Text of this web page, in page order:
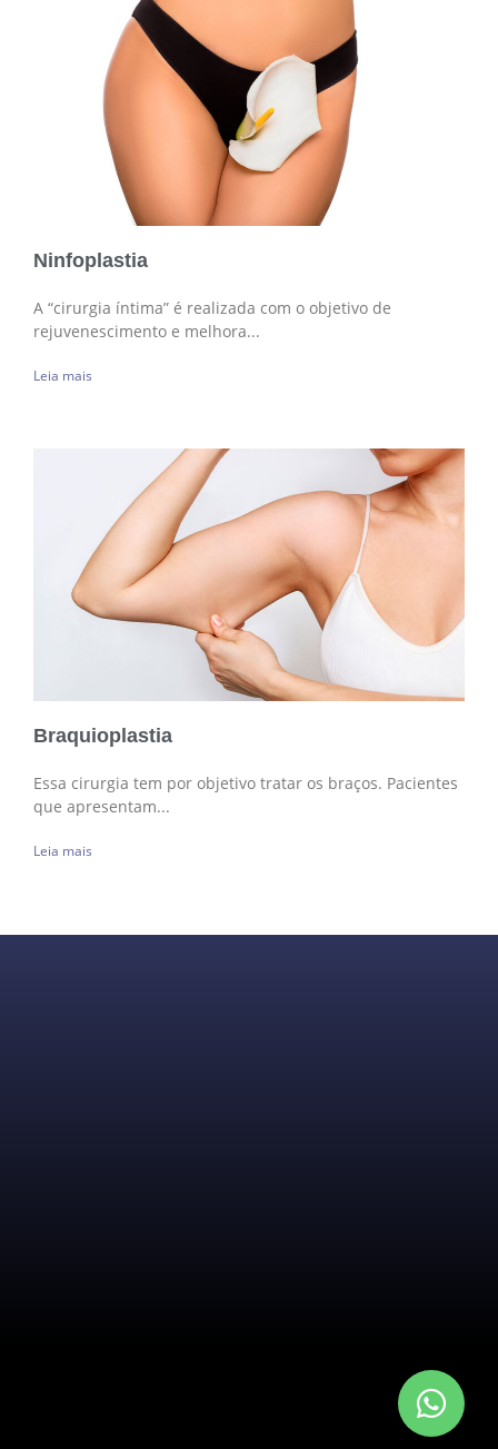
Ninfoplastia
A “cirurgia íntima” é realizada com o objetivo de
rejuvenescimento e melhora...
Leia mais
Braquioplastia
Essa cirurgia tem por objetivo tratar os braços. Pacientes
que apresentam...
Leia mais